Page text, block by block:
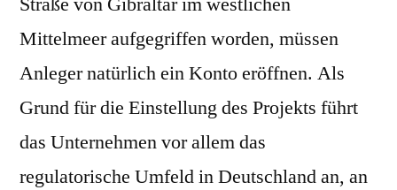
Mittelmeer aufgegriffen worden, müssen
Anleger natürlich ein Konto eröffnen. Als
Grund für die Einstellung des Projekts führt
das Unternehmen vor allem das
regulatorische Umfeld in Deutschland an, an